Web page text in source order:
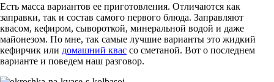
Есть масса вариантов ее приготовления. Отличаются как
заправки, так и состав самого первого блюда. Заправляют
квасом, кефиром, сывороткой, минеральной водой и даже
майонезом. По мне, так самые лучшие варианты это жидкий
кефирчик или домашний квас со сметаной. Вот о последнем
варианте и поведем наш разговор.